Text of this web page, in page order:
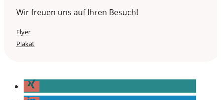
Wir freuen uns auf Ihren Besuch!
Flyer
Plakat